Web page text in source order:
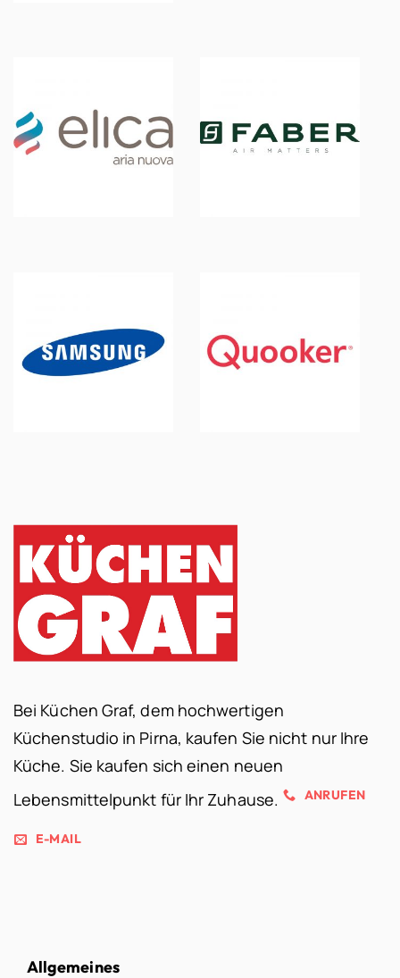
Bei Küchen Graf, dem hochwertigen
Küchenstudio in Pirna, kaufen Sie nicht nur Ihre
Küche. Sie kaufen sich einen neuen
Lebensmittelpunkt für Ihr Zuhause.
ANRUFEN
E-MAIL
Allgemeines